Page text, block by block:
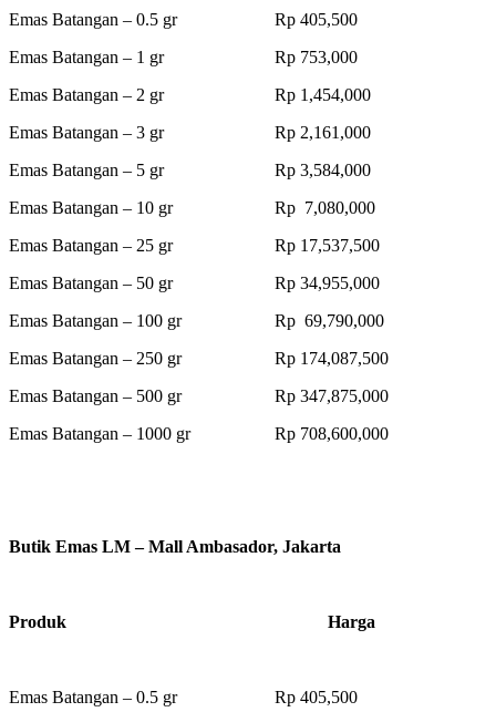
Emas Batangan – 0.5 gr Rp 405,500
Emas Batangan – 1 gr Rp 753,000
Emas Batangan – 2 gr Rp 1,454,000
Emas Batangan – 3 gr Rp 2,161,000
Emas Batangan – 5 gr Rp 3,584,000
Emas Batangan – 10 gr Rp 7,080,000
Emas Batangan – 25 gr Rp 17,537,500
Emas Batangan – 50 gr Rp 34,955,000
Emas Batangan – 100 gr Rp 69,790,000
Emas Batangan – 250 gr Rp 174,087,500
Emas Batangan – 500 gr Rp 347,875,000
Emas Batangan – 1000 gr Rp 708,600,000
Butik Emas LM – Mall Ambasador, Jakarta
Produk Harga
Emas Batangan – 0.5 gr Rp 405,500